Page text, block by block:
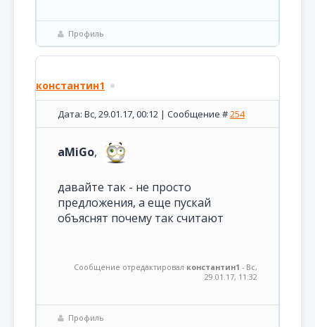
Профиль
константин1
Дата: Вс, 29.01.17, 00:12 | Сообщение #254
aMiGo,
давайте так - не просто
предложения, а еще пускай
объяснят почему так считают
Сообщение отредактировал константин1 - Вс,
29.01.17, 11:32
Профиль